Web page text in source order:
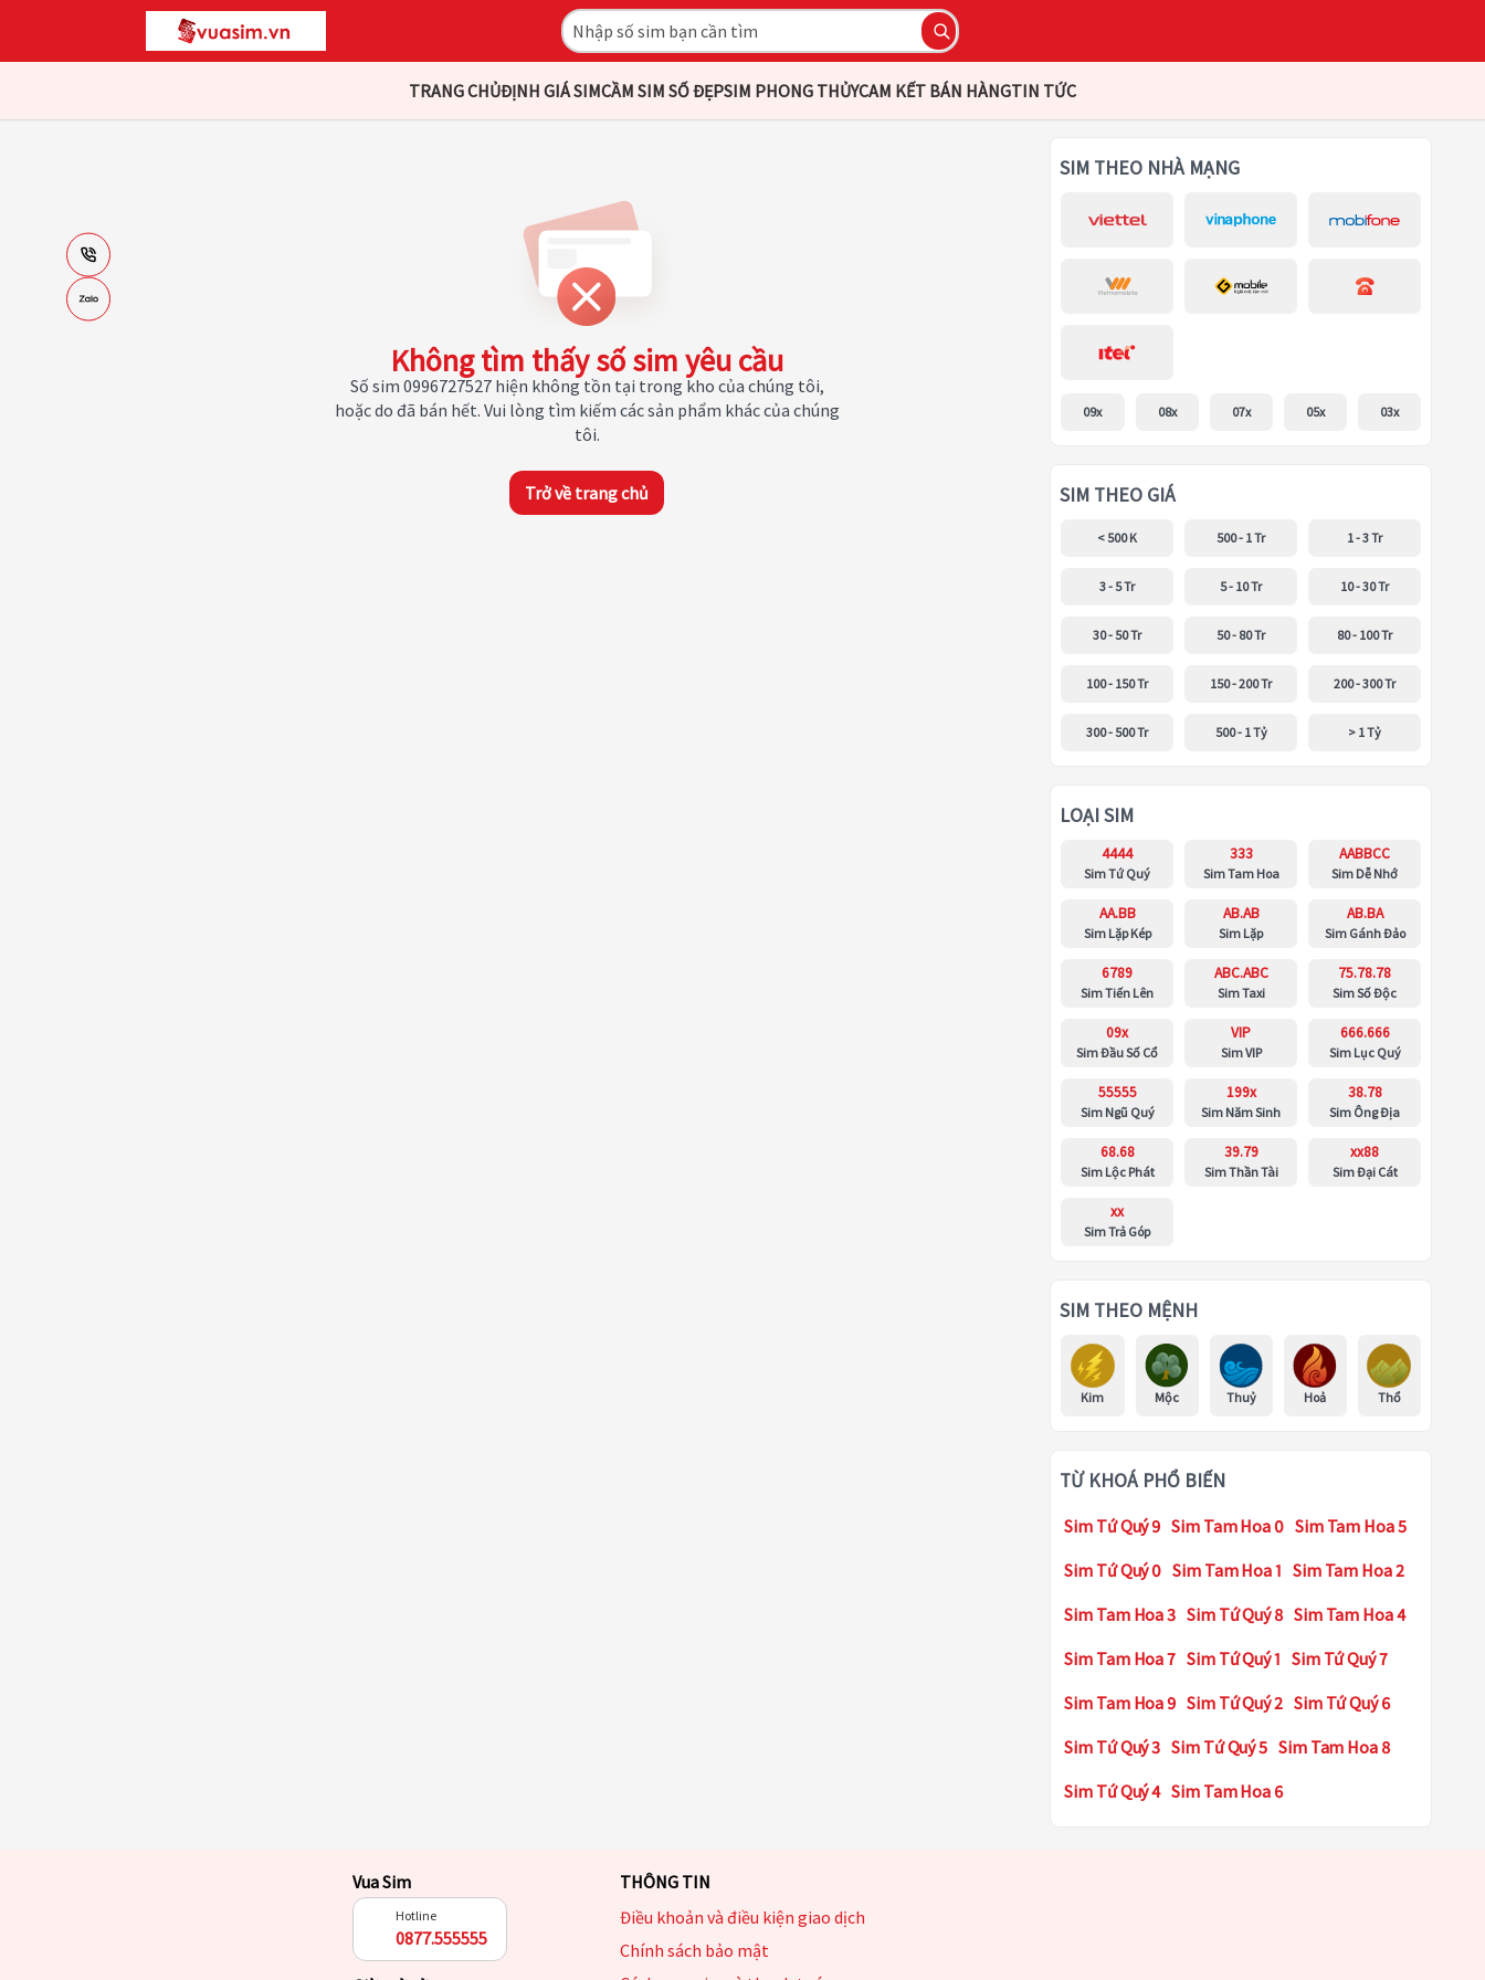
TRANG CHỦĐỊNH GIÁ SIMCẦM SIM SỐ ĐẸPSIM PHONG THỦYCAM KẾT BÁN HÀNGTIN TỨC
Không tìm thấy số sim yêu cầu
Số sim 0996727527 hiện không tồn tại trong kho của chúng tôi,
hoặc do đã bán hết. Vui lòng tìm kiếm các sản phẩm khác của chúng
tôi.
Trở về trang chủ
SIM THEO NHÀ MẠNG
09x 08x 07x 05x 03x
SIM THEO GIÁ
< 500 K 500 - 1 Tr 1 - 3 Tr
3 - 5 Tr 5 - 10 Tr 10 - 30 Tr
30 - 50 Tr 50 - 80 Tr 80 - 100 Tr
100 - 150 Tr 150 - 200 Tr 200 - 300 Tr
300 - 500 Tr 500 - 1 Tỷ > 1 Tỷ
LOẠI SIM
4444
Sim Tứ Quý
333
Sim Tam Hoa
AABBCC
Sim Dễ Nhớ
AA.BB
Sim Lặp Kép
AB.AB
Sim Lặp
AB.BA
Sim Gánh Đảo
6789
Sim Tiến Lên
ABC.ABC
Sim Taxi
75.78.78
Sim Số Độc
09x
Sim Đầu Số Cổ
VIP
Sim VIP
666.666
Sim Lục Quý
55555
Sim Ngũ Quý
199x
Sim Năm Sinh
38.78
Sim Ông Địa
68.68
Sim Lộc Phát
39.79
Sim Thần Tài
xx88
Sim Đại Cát
xx
Sim Trả Góp
SIM THEO MỆNH
Kim Mộc Thuỷ Hoả Thổ
TỪ KHOÁ PHỔ BIẾN
Sim Tứ Quý 9 Sim Tam Hoa 0 Sim Tam Hoa 5
Sim Tứ Quý 0 Sim Tam Hoa 1 Sim Tam Hoa 2
Sim Tam Hoa 3 Sim Tứ Quý 8 Sim Tam Hoa 4
Sim Tam Hoa 7 Sim Tứ Quý 1 Sim Tứ Quý 7
Sim Tam Hoa 9 Sim Tứ Quý 2 Sim Tứ Quý 6
Sim Tứ Quý 3 Sim Tứ Quý 5 Sim Tam Hoa 8
Sim Tứ Quý 4 Sim Tam Hoa 6
Vua Sim
Hotline
0877.555555
THÔNG TIN
Điều khoản và điều kiện giao dịch
Chính sách bảo mật